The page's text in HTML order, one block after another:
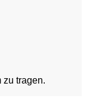
zu tragen.